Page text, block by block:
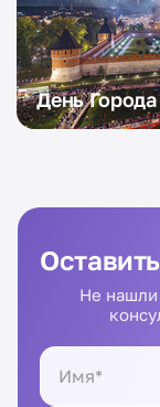
День Города
Не нашли